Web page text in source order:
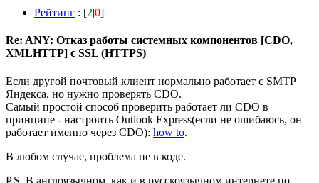
Рейтинг : [2|0]
Re: ANY: Отказ работы системных компонентов [CDO,
XMLHTTP] с SSL (HTTPS)
Если другой почтовый клиент нормально работает с SMTP
Яндекса, но нужно проверять CDO.
Самый простой способ проверить работает ли CDO в
принципе - настроить Outlook Express(если не ошибаюсь, он
работает именно через CDO): how to.
В любом случае, проблема не в коде.
P.S. В англоязычном, как и в русскоязычном интернете по